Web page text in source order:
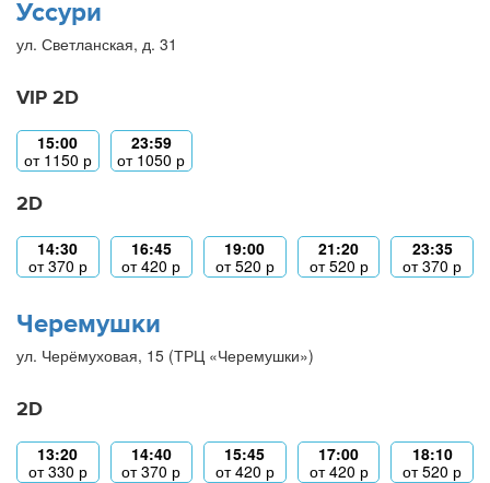
Уссури
ул. Светланская, д. 31
VIP 2D
15:00
от 1150 р
23:59
от 1050 р
2D
14:30
от370 р
16:45
от420 р
19:00
от520 р
21:20
от520 р
23:35
от370 р
Черемушки
ул. Черёмуховая, 15 (ТРЦ «Черемушки»)
2D
13:20
от330 р
14:40
от370 р
15:45
от420 р
17:00
от420 р
18:10
от520 р